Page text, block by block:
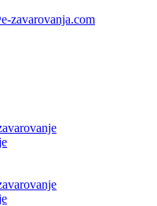
zavarovanja.com